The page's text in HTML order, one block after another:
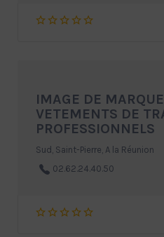
IMAGE DE
VETEMENTS DE
PROFESSIONNELS
Sud, Saint-Pierre, A la Réunion
02.62.24.40.50